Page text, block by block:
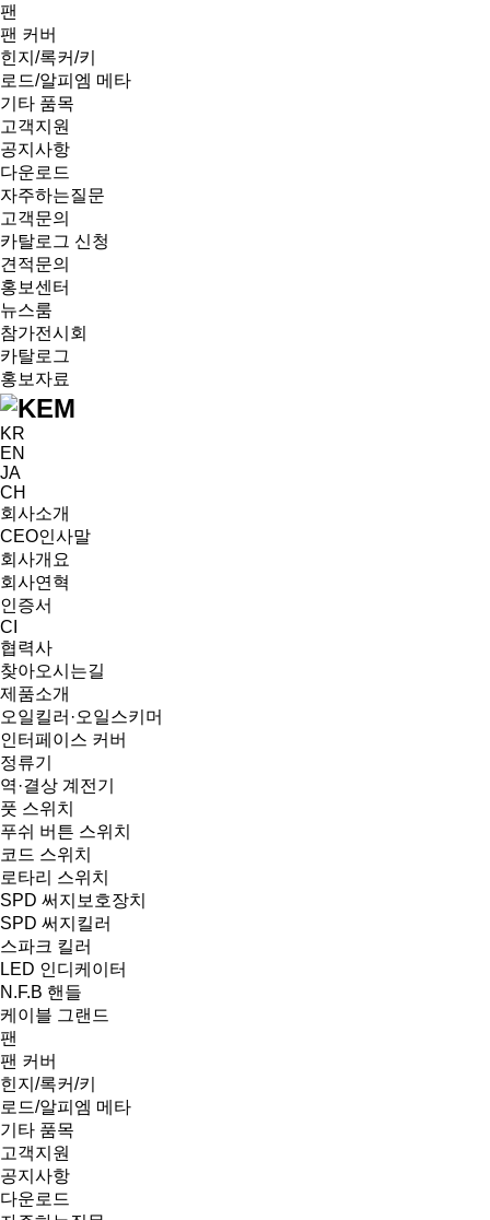
팬
팬 커버
힌지/록커/키
로드/알피엠 메타
기타 품목
고객지원
공지사항
다운로드
자주하는질문
고객문의
카탈로그 신청
견적문의
홍보센터
뉴스룸
참가전시회
카탈로그
홍보자료
KR
EN
JA
CH
회사소개
CEO인사말
회사개요
회사연혁
인증서
CI
협력사
찾아오시는길
제품소개
오일킬러·오일스키머
인터페이스 커버
정류기
역·결상 계전기
풋 스위치
푸쉬 버튼 스위치
코드 스위치
로타리 스위치
SPD 써지보호장치
SPD 써지킬러
스파크 킬러
LED 인디케이터
N.F.B 핸들
케이블 그랜드
팬
팬 커버
힌지/록커/키
로드/알피엠 메타
기타 품목
고객지원
공지사항
다운로드